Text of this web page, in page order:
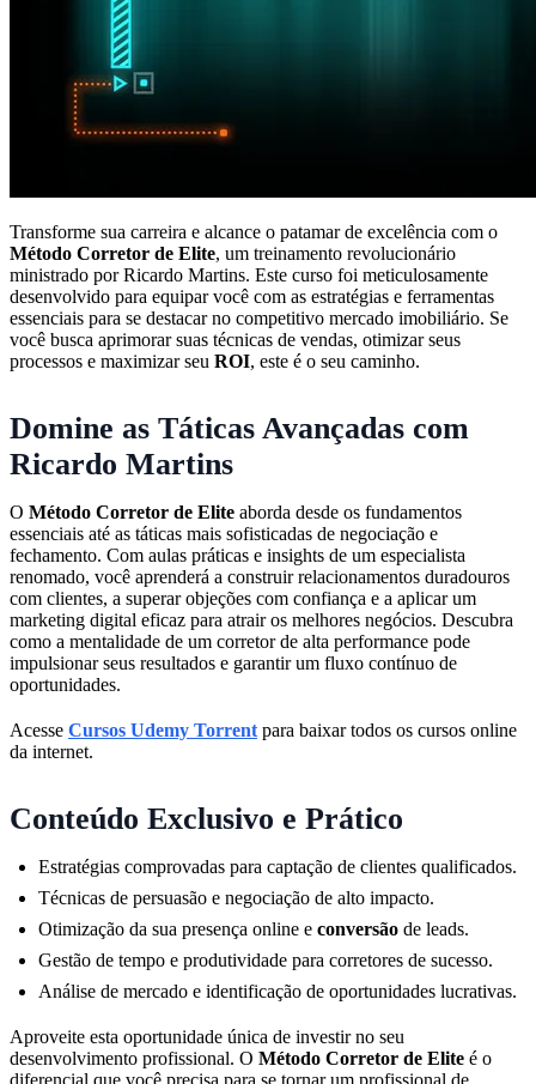
Transforme sua carreira e alcance o patamar de excelência com o
Método Corretor de Elite, um treinamento revolucionário
ministrado por Ricardo Martins. Este curso foi meticulosamente
desenvolvido para equipar você com as estratégias e ferramentas
essenciais para se destacar no competitivo mercado imobiliário. Se
você busca aprimorar suas técnicas de vendas, otimizar seus
processos e maximizar seu ROI, este é o seu caminho.
Domine as Táticas Avançadas com
Ricardo Martins
O Método Corretor de Elite aborda desde os fundamentos
essenciais até as táticas mais sofisticadas de negociação e
fechamento. Com aulas práticas e insights de um especialista
renomado, você aprenderá a construir relacionamentos duradouros
com clientes, a superar objeções com confiança e a aplicar um
marketing digital eficaz para atrair os melhores negócios. Descubra
como a mentalidade de um corretor de alta performance pode
impulsionar seus resultados e garantir um fluxo contínuo de
oportunidades.
Acesse Cursos Udemy Torrent para baixar todos os cursos online
da internet.
Conteúdo Exclusivo e Prático
Estratégias comprovadas para captação de clientes qualificados.
Técnicas de persuasão e negociação de alto impacto.
Otimização da sua presença online e conversão de leads.
Gestão de tempo e produtividade para corretores de sucesso.
Análise de mercado e identificação de oportunidades lucrativas.
Aproveite esta oportunidade única de investir no seu
desenvolvimento profissional. O Método Corretor de Elite é o
diferencial que você precisa para se tornar um profissional de